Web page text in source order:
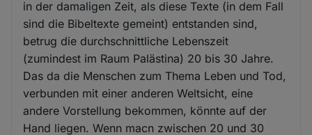
in der damaligen Zeit, als diese Texte (in dem Fall
sind die Bibeltexte gemeint) entstanden sind,
betrug die durchschnittliche Lebenszeit
(zumindest im Raum Palästina) 20 bis 30 Jahre.
Das da die Menschen zum Thema Leben und Tod,
verbunden mit einer anderen Weltsicht, eine
andere Vorstellung bekommen, könnte auf der
Hand liegen. Wenn macn zwischen 20 und 30